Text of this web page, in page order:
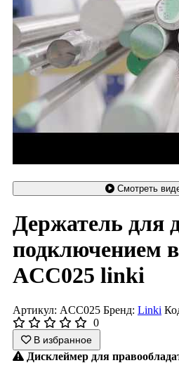
Смотреть
Держатель для
подключением
ACC025 linki
Артикул: ACC025 Бренд: Linki
0
В избранное
Дисклеймер для